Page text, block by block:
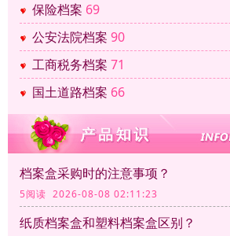
保险档案 69
公安法院档案 90
工商税务档案 71
国土道路档案 66
档案盒采购时的注意事项？
5阅读 2026-08-08 02:11:23
纸质档案盒和塑料档案盒区别？